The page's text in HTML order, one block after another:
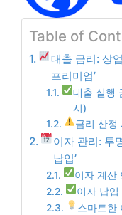
Table of
대출 금리: 상
프리미엄’
대출 실행
시)
금리 산정
이자 관리: 투
납입’
이자 계산
이자 납입
스마트한